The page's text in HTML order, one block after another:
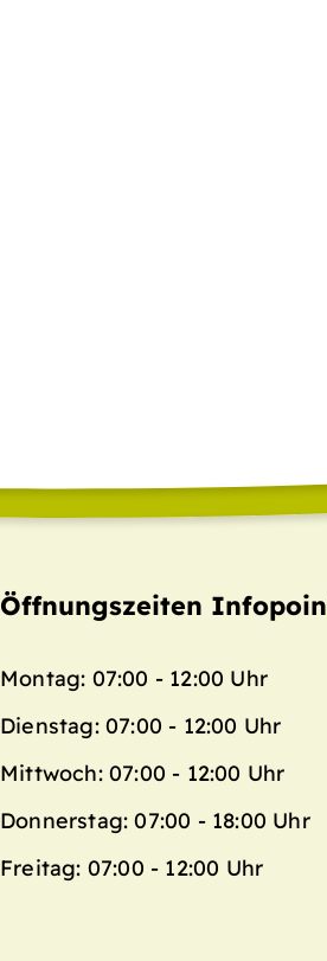
Öffnungszeiten
Montag: 07:00 - 12:00 Uhr
Dienstag: 07:00 - 12:00 Uhr
Mittwoch: 07:00 - 12:00 Uhr
Donnerstag: 07:00 - 18:00 Uhr
Freitag: 07:00 - 12:00 Uhr